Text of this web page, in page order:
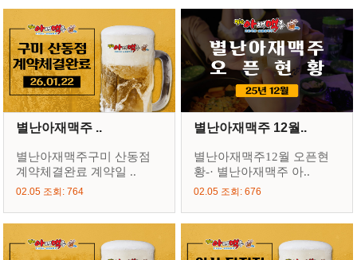
별난아재맥주 ..
별난아재맥주구미 산동점
계약체결완료 계약일 ..
02.05 조회: 764
별난아재맥주 12월..
별난아재맥주12월 오픈현
황-· 별난아재맥주 아..
02.05 조회: 676